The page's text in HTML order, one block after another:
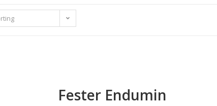
Fester Endumin